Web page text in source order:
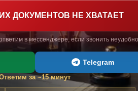
ДОКУМЕНТОВ НЕ ХВАТАЕТ
в мессенджере, если звонить неудобно
Telegram
за ~15 минут